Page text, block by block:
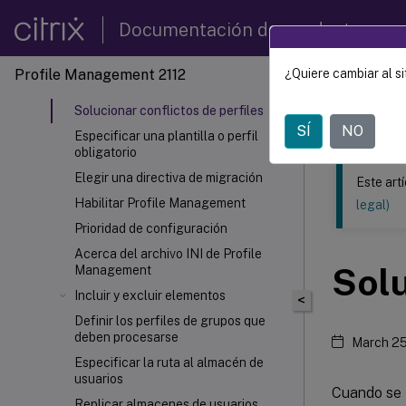
Documentación de productos
Profile Management 2112
Actualización y migración
Configuración
Administración
Solucionar conflictos de perfiles
Especificar una plantilla o perfil
obligatorio
Elegir una directiva de migración
Habilitar Profile Management
Prioridad de configuración
Acerca del archivo INI de Profile
Management
Incluir y excluir elementos
Definir los perfiles de grupos que
deben procesarse
Especificar la ruta al almacén de
usuarios
Este
Profile
<
Este
legal)
March
Cuando
¿Quiere cambiar al
SÍ NO